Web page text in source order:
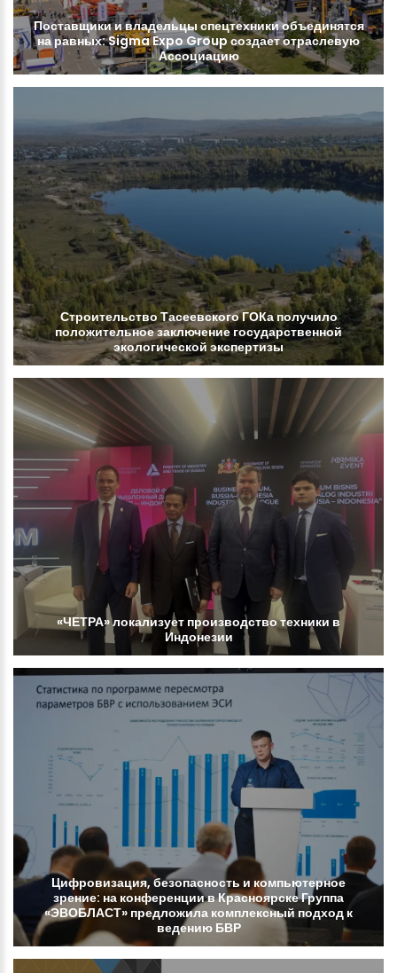
Поставщикиивладельцыспецтехникиобъединятся
наравных:SigmaExpoGroup создаетотраслевую
Ассоциацию
СтроительствоТасеевскогоГОКаполучило
положительноезаключениегосударственной
экологической экспертизы
«ЧЕТРА»локализует производствотехники в
Индонезии
Цифровизация, безопасность и компьютерное
зрение: на конференциивКрасноярскеГруппа
«ЭВОБЛАСТ» предложила комплексный подход к
ведению БВР